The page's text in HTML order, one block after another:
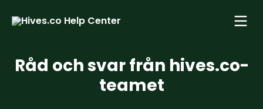
Råd och svar från hives.co-
teamet